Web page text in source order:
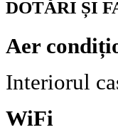
DOTĂRI ȘI
Aer
Interiorul
WiFi